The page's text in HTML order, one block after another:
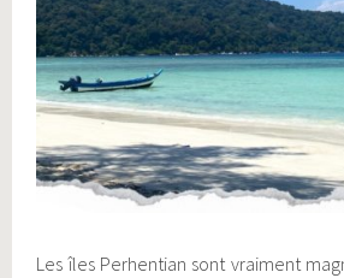
Les îles Perhentian sont vraiment